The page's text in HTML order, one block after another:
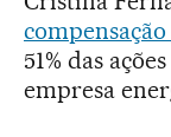
51% das
empresa